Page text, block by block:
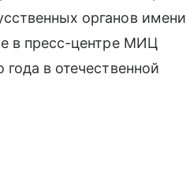
органов имени
в пресс-центре МИЦ
в отечественной